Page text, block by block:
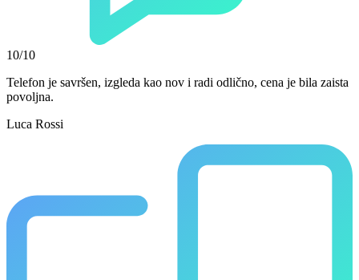
10/10
Telefon je savršen, izgleda kao nov i radi odlično, cena je bila zaista
povoljna.
Luca Rossi